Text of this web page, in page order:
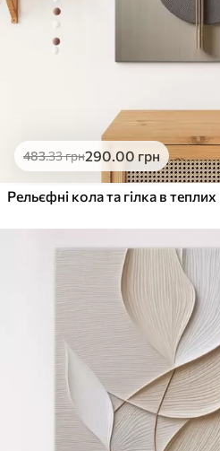
483.33грн290.00 грн